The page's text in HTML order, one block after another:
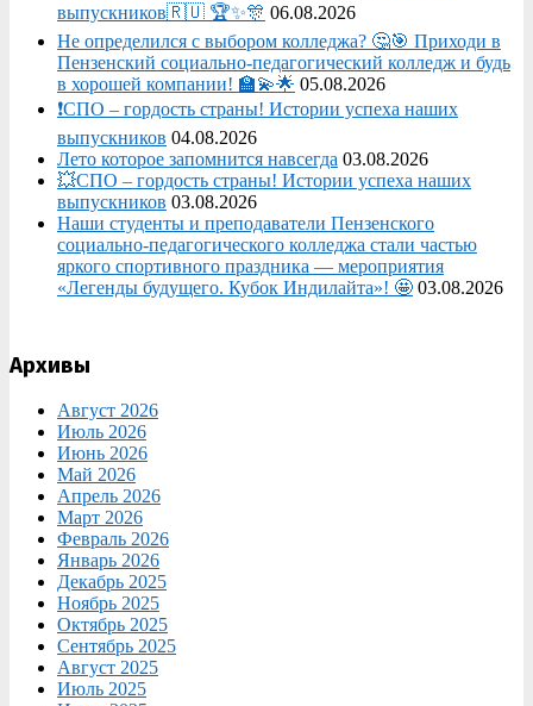
выпускников🇷🇺 🏆✨🎊 06.08.2026
Не определился с выбором колледжа? 🤔🎯 Приходи в
Пензенский социально-педагогический колледж и будь
в хорошей компании! 🏫💫🌟 05.08.2026
❗СПО – гордость страны! Истории успеха наших
выпускников 04.08.2026
Лето которое запомнится навсегда 03.08.2026
💥СПО – гордость страны! Истории успеха наших
выпускников 03.08.2026
Наши студенты и преподаватели Пензенского
социально‑педагогического колледжа стали частью
яркого спортивного праздника — мероприятия
«Легенды будущего. Кубок Индилайта»! 🤩 03.08.2026
Архивы
Август 2026
Июль 2026
Июнь 2026
Май 2026
Апрель 2026
Март 2026
Февраль 2026
Январь 2026
Декабрь 2025
Ноябрь 2025
Октябрь 2025
Сентябрь 2025
Август 2025
Июль 2025